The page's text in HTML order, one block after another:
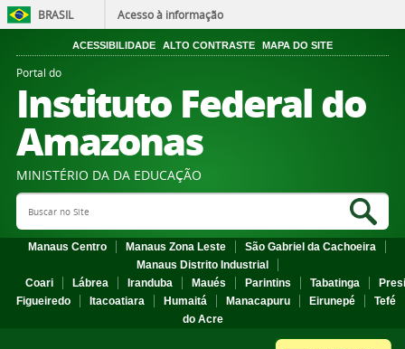
BRASIL Acesso à informação
ACESSIBILIDADE ALTO CONTRASTE MAPA DO SITE
Portal do
Instituto Federal do
Amazonas
MINISTÉRIO DA DA EDUCAÇÃO
Search Site
Manaus Centro Manaus Zona Leste
São Gabriel da Cachoeira
Manaus Distrito Industrial
Coari
Lábrea Iranduba Maués Parintins Tabatinga
Figueiredo
Itacoatiara Humaitá Manacapuru Eirunepé
Tefé
do Acre